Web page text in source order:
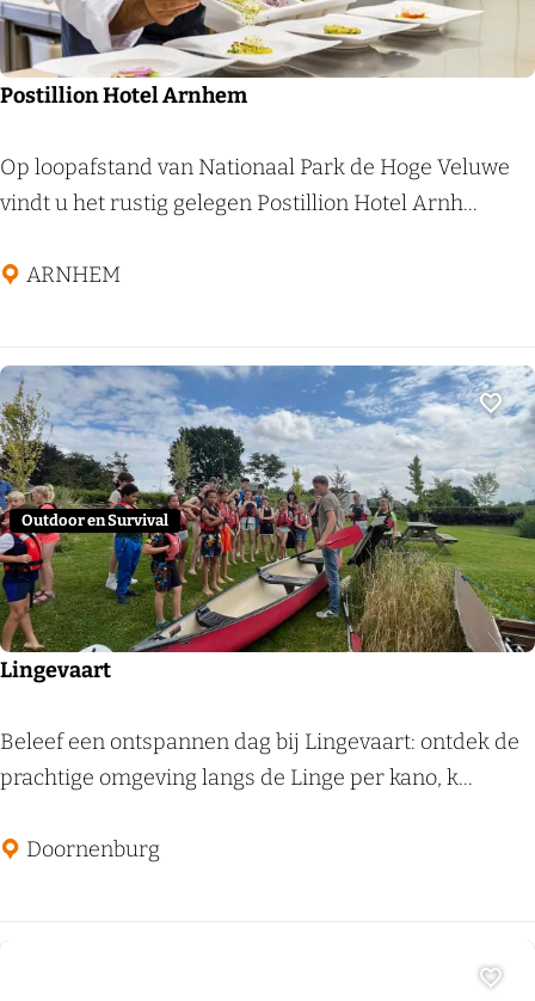
m
Postillion Hotel Arnhem
P
o
t
l
i
o
n
H
o
t
e
l
r
n
e
Op loopafstand van Nationaal Park de Hoge Veluwe
vindt u het rustig gelegen Postillion Hotel Arnh...
ARNHEM
Lingevaart
L
i
g
a
Beleef een ontspannen dag bij Lingevaart: ontdek de
prachtige omgeving langs de Linge per kano, k...
Doornenburg
Outdoor en Survival